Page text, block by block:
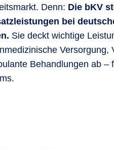
Denn: Die bKV
bei
Sie deckt wichtige
Versorgung,
Behandlungen ab –